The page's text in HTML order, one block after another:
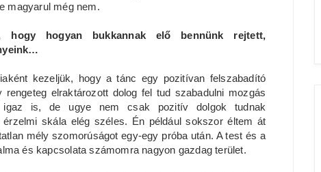
magyarul még nem.
hogy hogyan bukkannak elő bennünk rejtett,
kezeljük, hogy a tánc egy pozitívan felszabadító
rengeteg elraktározott dolog fel tud szabadulni mozgás
is, de ugye nem csak pozitív dolgok tudnak
érzelmi skála elég széles. Én például sokszor éltem át
mély szomorúságot egy-egy próba után. A test és a
és kapcsolata számomra nagyon gazdag terület.